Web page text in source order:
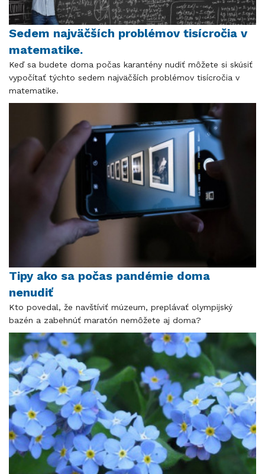
Sedem najväčších problémov tisícročia v
matematike.
Keď sa budete doma počas karantény nudiť môžete si skúsiť
vypočítať týchto sedem najväčších problémov tisícročia v
matematike.
Tipy ako sa počas pandémie doma
nenudiť
Kto povedal, že navštíviť múzeum, preplávať olympijský
bazén a zabehnúť maratón nemôžete aj doma?